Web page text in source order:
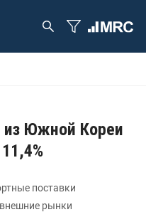
из Южной Кореи
поставки
рынки